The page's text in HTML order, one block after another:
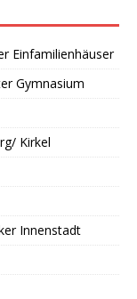
Einfamilienhäuser
Gymnasium
Kirkel
Innenstadt